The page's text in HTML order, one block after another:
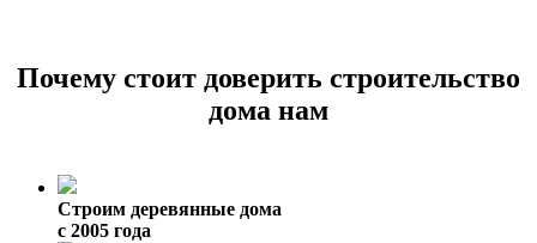
Почему стоит доверить строительство
дома нам
Строим деревянные дома
с 2005 года